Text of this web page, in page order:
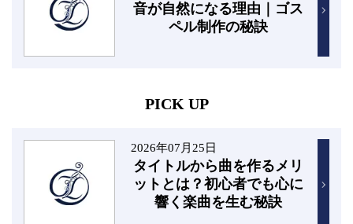
音が自然になる理由｜ゴス
ペル制作の秘訣
PICK UP
2026年07月25日
タイトルから曲を作るメリ
ットとは？初心者でも心に
響く楽曲を生む秘訣